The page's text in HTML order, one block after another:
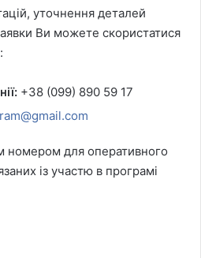
уточнення деталей
Ви можете скористатися
+38 (099) 890 59 17
номером для оперативного
із участю в програмі